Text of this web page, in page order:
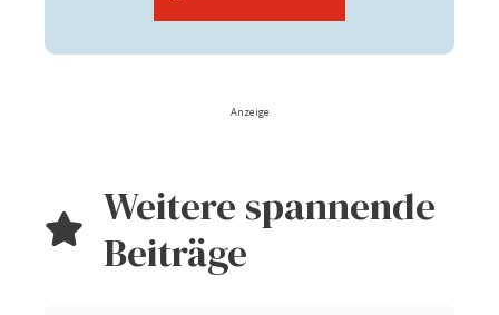
Anzeige
Weitere spannende
Beiträge